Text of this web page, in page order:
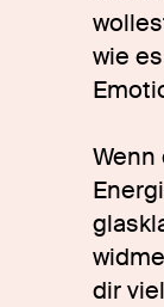
wie
Wenn
dir